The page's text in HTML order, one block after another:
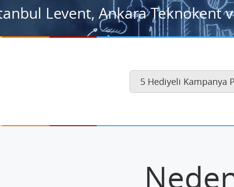
Levent, Ankara Teknokent
5 Hediyeli Kampanya